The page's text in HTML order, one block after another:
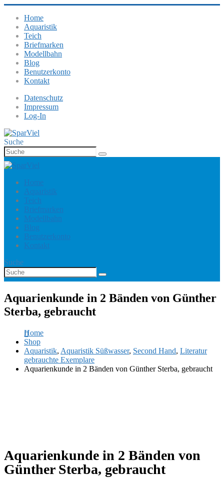
Home
Aquaristik
Teich
Briefmarken
Modellbahn
Blog
Benutzerkonto
Kontakt
Datenschutz
Impressum
Log-In
Suche
Home
Aquaristik
Teich
Briefmarken
Modellbahn
Blog
Benutzerkonto
Kontakt
Suche
Aquarienkunde in 2 Bänden von Günther
Sterba, gebraucht
Home
Shop
Aquaristik, Aquaristik Süßwasser, Second Hand, Literatur
gebrauchte Exemplare
Aquarienkunde in 2 Bänden von Günther Sterba, gebraucht
Aquarienkunde in 2 Bänden von
Günther Sterba, gebraucht